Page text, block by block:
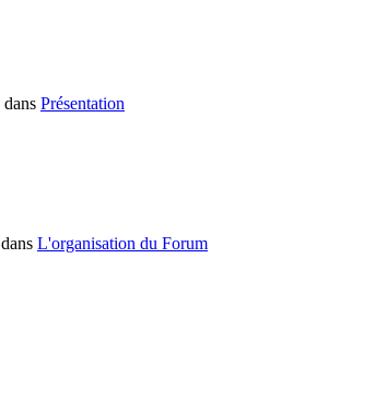
dans Présentation
L'organisation du Forum